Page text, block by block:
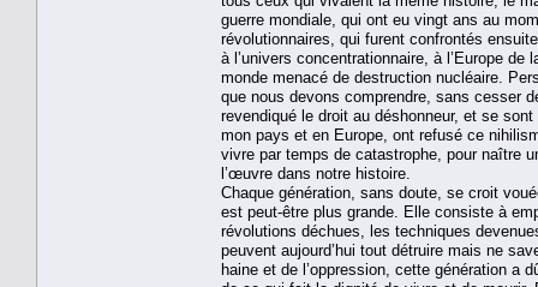
guerre mondiale, qui ont eu vingt ans au
révolutionnaires, qui furent confrontés
à l’univers concentrationnaire, à l’Europe
monde menacé de destruction nucléaire.
que nous devons comprendre, sans cesser
revendiqué le droit au déshonneur, et se
mon pays et en Europe, ont refusé ce
vivre par temps de catastrophe, pour naître
l’œuvre dans notre histoire.
Chaque génération, sans doute, se croit
est peut-être plus grande. Elle consiste à
révolutions déchues, les techniques
peuvent aujourd’hui tout détruire mais ne
haine et de l’oppression, cette génération a